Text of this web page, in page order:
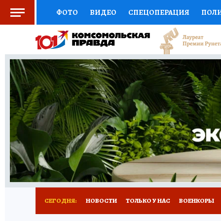
ФОТО ВИДЕО СПЕЦОПЕРАЦИЯ
СОЦПОДДЕРЖКА НАУКА СПЕЦПРОЕКТЫ
НАЦИОНАЛЬНЫЕ ПРОЕКТЫ РОССИИ
ЖЕНСКИЕ СЕКРЕТЫ ПУТЕВОДИТЕЛЬ
ДЕФИЦИТ ЖЕЛЕЗА ПРЕСС-ЦЕНТР
РЕКЛАМА ТЕСТЫ НОВОЕ НА САЙТЕ
СЕГОДНЯ: НОВОСТИ ТОЛЬКО У НАС ВОЕНКОРЫ